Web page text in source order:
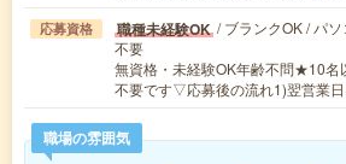
応募資格 職種未経験OK / ブランクOK / パ
不要
無資格・未経験OK年齢不問★10
不要です▽応募後の流れ1)翌営業
職場の雰囲気